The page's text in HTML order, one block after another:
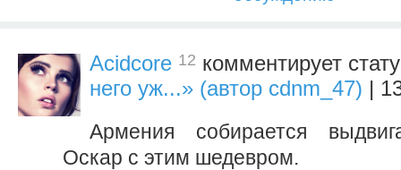
Acidcore 12 комментирует
него уж...» (автор cdnm_47) |
Армения собирается
Оскар с этим шедевром.